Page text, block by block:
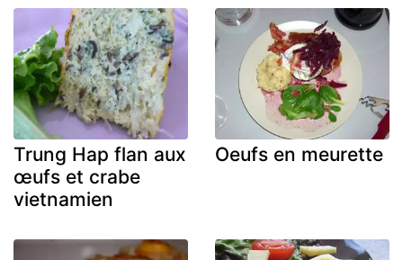
Trung Hap flan aux
œufs et crabe
vietnamien
Oeufs en meurette